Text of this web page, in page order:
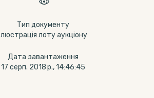
Тип документу
Ілюстрація лоту аукціону
Дата завантаження
17 серп. 2018 р., 14:46:45